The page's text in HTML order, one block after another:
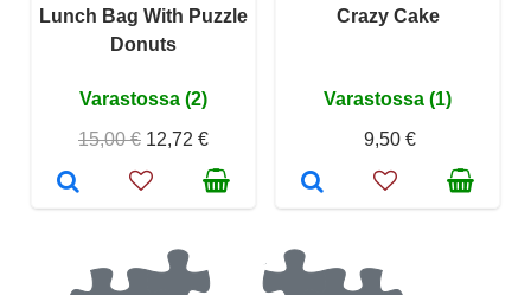
Lunch Bag With Puzzle
Donuts
Varastossa (2)
15,00 € 12,72 €
Crazy Cake
Varastossa (1)
9,50 €